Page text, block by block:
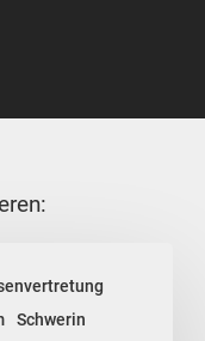
Schwerin